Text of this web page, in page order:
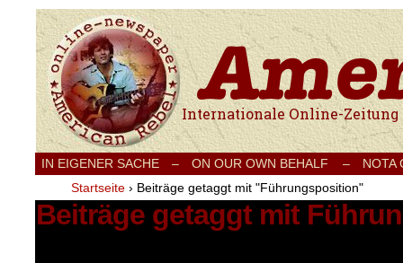
Internationale Onlinezeitung für Frieden,
IN EIGENER SACHE – ON OUR OWN BEHALF –
NOTA
Startseite › Beiträge getaggt mit "Führungsposition"
Beiträge getaggt mit